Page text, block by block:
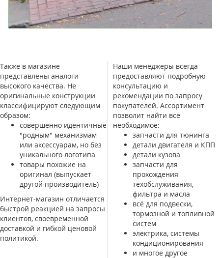
Также в магазине
представлены аналоги
высокого качества. Не
оригинальные конструкции
классифицируют следующим
образом:
совершенно идентичные
"родным" механизмам
или аксессуарам, но без
уникального логотипа
товары похожие на
оригинал (выпускает
другой производитель)
Интернет-магазин отличается
быстрой реакцией на запросы
клиентов, своевременной
доставкой и гибкой ценовой
политикой.
Наши менеджеры всегда
предоставляют подробную
консультацию и
рекомендации по запросу
покупателей. Ассортимент
позволит найти все
необходимое:
запчасти для тюнинга
детали двигателя и КПП
детали кузова
запчасти для
прохождения
техобслуживания,
фильтра и масла
всё для подвески,
тормозной и топливной
систем
электрика, системы
кондиционирования
и многое другое